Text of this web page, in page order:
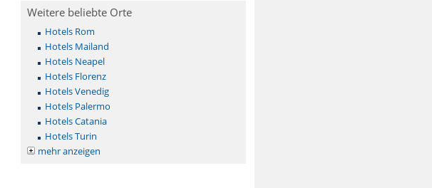
Weitere beliebte Orte
Hotels Rom
Hotels Mailand
Hotels Neapel
Hotels Florenz
Hotels Venedig
Hotels Palermo
Hotels Catania
Hotels Turin
mehr anzeigen